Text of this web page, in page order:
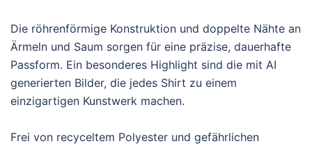
Die röhrenförmige Konstruktion und doppelte Nähte an
Ärmeln und Saum sorgen für eine präzise, dauerhafte
Passform. Ein besonderes Highlight sind die mit AI
generierten Bilder, die jedes Shirt zu einem
einzigartigen Kunstwerk machen.
Frei von recyceltem Polyester und gefährlichen